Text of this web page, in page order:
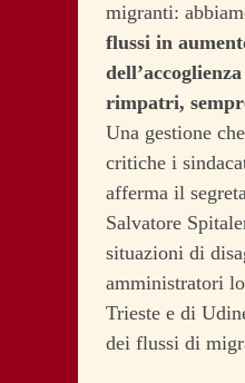
migranti:
flussi in
rimpatri,
Una gestione
critiche i
afferma il
Salvatore
situazioni di
amministratori
Trieste e di
dei flussi di